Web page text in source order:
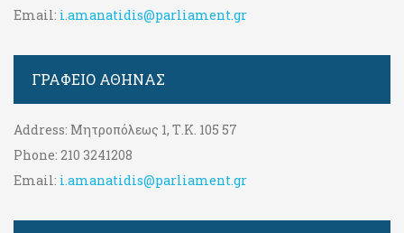
Email: i.amanatidis@parliament.gr
ΓΡΑΦΕΊΟ ΑΘΉΝΑΣ
Address: Μητροπόλεως 1, Τ.Κ. 105 57
Phone: 210 3241208
Email: i.amanatidis@parliament.gr